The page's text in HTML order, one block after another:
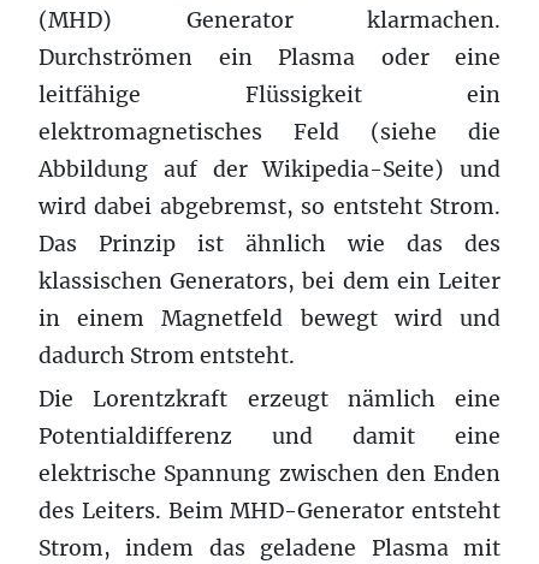
(MHD) Generator klarmachen.
Durchströmen ein Plasma oder eine
leitfähige Flüssigkeit ein
elektromagnetisches Feld (siehe die
Abbildung auf der Wikipedia-Seite) und
wird dabei abgebremst, so entsteht Strom.
Das Prinzip ist ähnlich wie das des
klassischen Generators, bei dem ein Leiter
in einem Magnetfeld bewegt wird und
dadurch Strom entsteht.
Die Lorentzkraft erzeugt nämlich eine
Potentialdifferenz und damit eine
elektrische Spannung zwischen den Enden
des Leiters. Beim MHD-Generator entsteht
Strom, indem das geladene Plasma mit